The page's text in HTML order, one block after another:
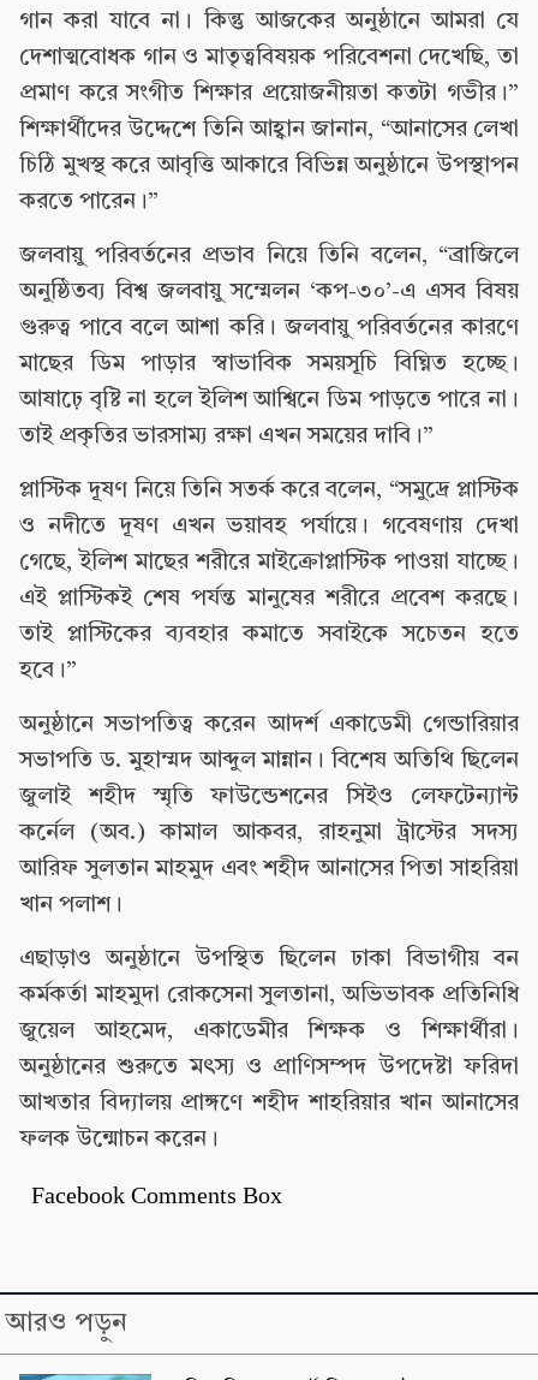
গান করা যাবে না। কিন্তু আজকের অনুষ্ঠানে আমরা যে
দেশাত্মবোধক গান ও মাতৃত্ববিষয়ক পরিবেশনা দেখেছি, তা
প্রমাণ করে সংগীত শিক্ষার প্রয়োজনীয়তা কতটা গভীর।”
শিক্ষার্থীদের উদ্দেশে তিনি আহ্বান জানান, “আনাসের লেখা
চিঠি মুখস্থ করে আবৃত্তি আকারে বিভিন্ন অনুষ্ঠানে উপস্থাপন
করতে পারেন।”
জলবায়ু পরিবর্তনের প্রভাব নিয়ে তিনি বলেন, “ব্রাজিলে
অনুষ্ঠিতব্য বিশ্ব জলবায়ু সম্মেলন ‘কপ-৩০’-এ এসব বিষয়
গুরুত্ব পাবে বলে আশা করি। জলবায়ু পরিবর্তনের কারণে
মাছের ডিম পাড়ার স্বাভাবিক সময়সূচি বিঘ্নিত হচ্ছে।
আষাঢ়ে বৃষ্টি না হলে ইলিশ আশ্বিনে ডিম পাড়তে পারে না।
তাই প্রকৃতির ভারসাম্য রক্ষা এখন সময়ের দাবি।”
প্লাস্টিক দূষণ নিয়ে তিনি সতর্ক করে বলেন, “সমুদ্রে প্লাস্টিক
ও নদীতে দূষণ এখন ভয়াবহ পর্যায়ে। গবেষণায় দেখা
গেছে, ইলিশ মাছের শরীরে মাইক্রোপ্লাস্টিক পাওয়া যাচ্ছে।
এই প্লাস্টিকই শেষ পর্যন্ত মানুষের শরীরে প্রবেশ করছে।
তাই প্লাস্টিকের ব্যবহার কমাতে সবাইকে সচেতন হতে
হবে।”
অনুষ্ঠানে সভাপতিত্ব করেন আদর্শ একাডেমী গেন্ডারিয়ার
সভাপতি ড. মুহাম্মদ আব্দুল মান্নান। বিশেষ অতিথি ছিলেন
জুলাই শহীদ স্মৃতি ফাউন্ডেশনের সিইও লেফটেন্যান্ট
কর্নেল (অব.) কামাল আকবর, রাহনুমা ট্রাস্টের সদস্য
আরিফ সুলতান মাহমুদ এবং শহীদ আনাসের পিতা সাহরিয়া
খান পলাশ।
এছাড়াও অনুষ্ঠানে উপস্থিত ছিলেন ঢাকা বিভাগীয় বন
কর্মকর্তা মাহমুদা রোকসেনা সুলতানা, অভিভাবক প্রতিনিধি
জুয়েল আহমেদ, একাডেমীর শিক্ষক ও শিক্ষার্থীরা।
অনুষ্ঠানের শুরুতে মৎস্য ও প্রাণিসম্পদ উপদেষ্টা ফরিদা
আখতার বিদ্যালয় প্রাঙ্গণে শহীদ শাহরিয়ার খান আনাসের
ফলক উন্মোচন করেন।
Facebook Comments Box
আরও পড়ুন